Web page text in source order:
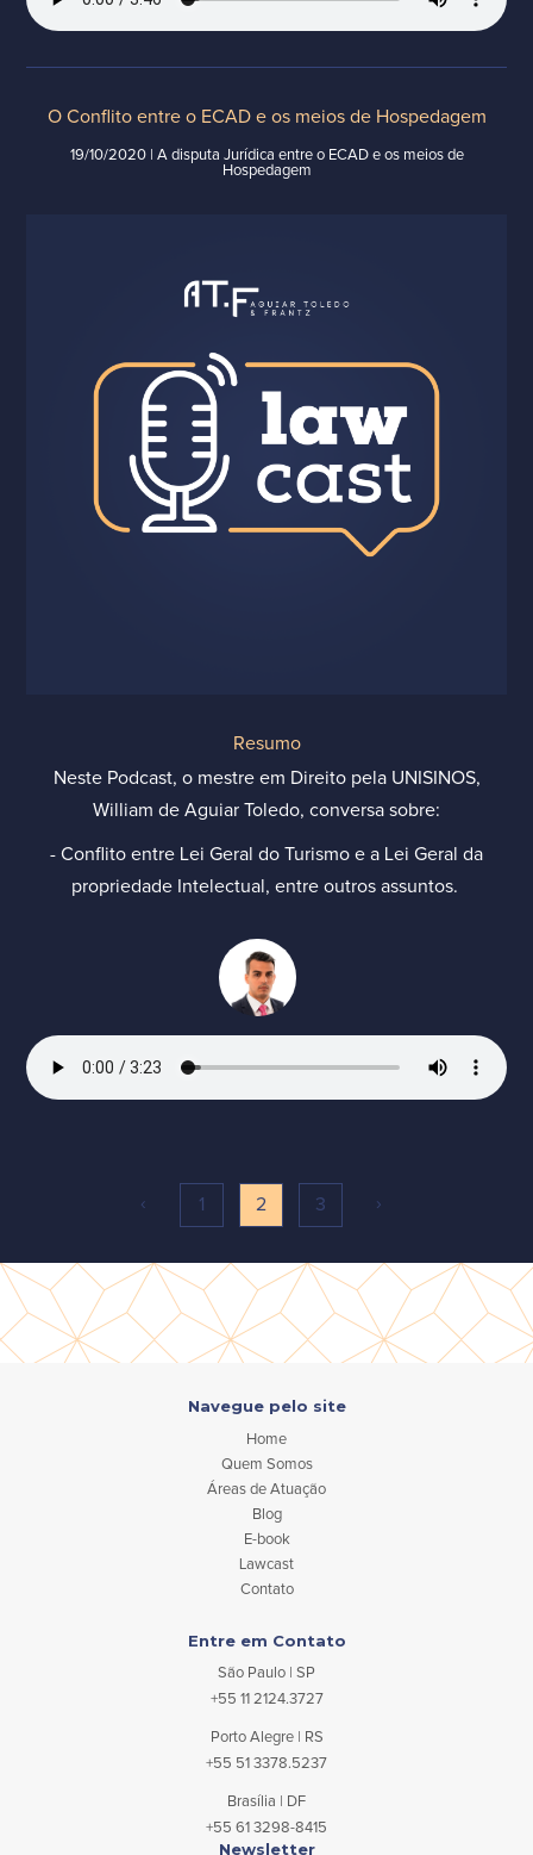
O Conflito entre o ECAD e os meios de Hospedagem
19/10/2020 | A disputa Jurídica entre o ECAD e os meios de
Hospedagem
Resumo
Neste Podcast, o mestre em Direito pela UNISINOS,
William de Aguiar Toledo, conversa sobre:
- Conflito entre Lei Geral do Turismo e a Lei Geral da
propriedade Intelectual, entre outros assuntos.
‹ 1 2 3 ›
Navegue pelo site
Home
Quem Somos
Áreas de Atuação
Blog
E-book
Lawcast
Contato
Entre em Contato
São Paulo | SP
+55 11 2124.3727
Porto Alegre | RS
+55 51 3378.5237
Brasília | DF
+55 61 3298-8415
Newsletter